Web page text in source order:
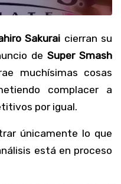
Sakurai cierran su
de Super Smash
muchísimas cosas
complacer a
por igual.
únicamente lo que
está en proceso